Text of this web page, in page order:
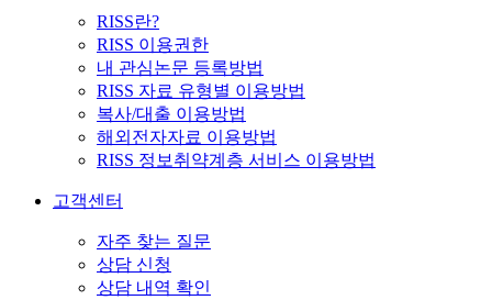
RISS란?
RISS 이용권한
내 관심논문 등록방법
RISS 자료 유형별 이용방법
복사/대출 이용방법
해외전자자료 이용방법
RISS 정보취약계층 서비스 이용방법
고객센터
자주 찾는 질문
상담 신청
상담 내역 확인